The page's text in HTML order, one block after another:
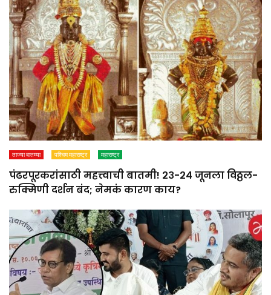
ताज्या बातम्या पश्चिम महाराष्ट्र महाराष्ट्र
पंढरपूरकरांसाठी महत्त्वाची बातमी! २३-२४ जूनला विठ्ठल-
रुक्मिणी दर्शन बंद; नेमकं कारण काय?